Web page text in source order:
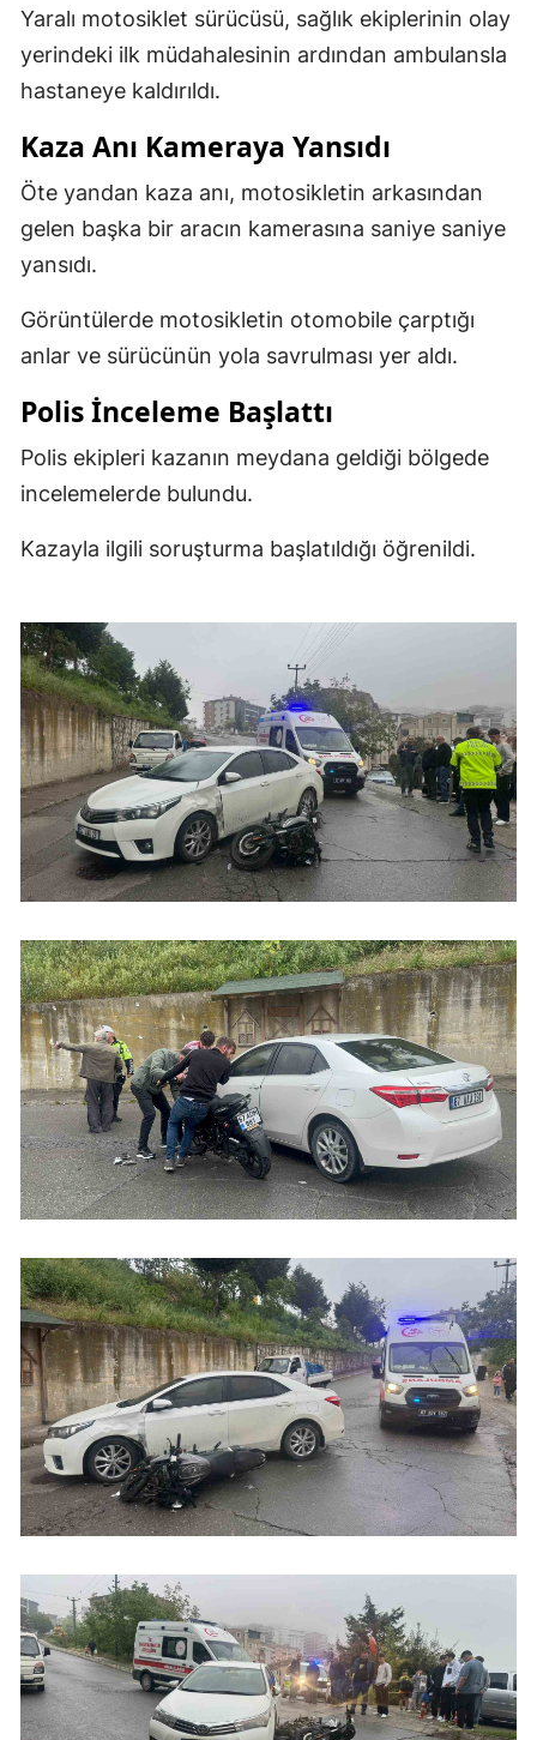
Yaralı motosiklet sürücüsü, sağlık ekiplerinin olay
yerindeki ilk müdahalesinin ardından ambulansla
hastaneye kaldırıldı.
Kaza Anı Kameraya Yansıdı
Öte yandan kaza anı, motosikletin arkasından
gelen başka bir aracın kamerasına saniye saniye
yansıdı.
Görüntülerde motosikletin otomobile çarptığı
anlar ve sürücünün yola savrulması yer aldı.
Polis İnceleme Başlattı
Polis ekipleri kazanın meydana geldiği bölgede
incelemelerde bulundu.
Kazayla ilgili soruşturma başlatıldığı öğrenildi.